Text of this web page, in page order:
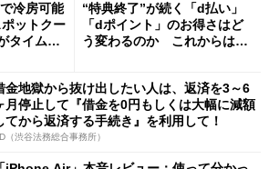
冷房可能
ポットクー
タイムセ
“特典終了”が続く「d払い」
「dポイント」のお得さはど
う変わるのか これからは
金地獄から抜け出したい人は、返済を3～6
月停止して『借金を0円もしくは大幅に減額
てから返済する手続き』を利用して！
（渋谷法務総合事務所）